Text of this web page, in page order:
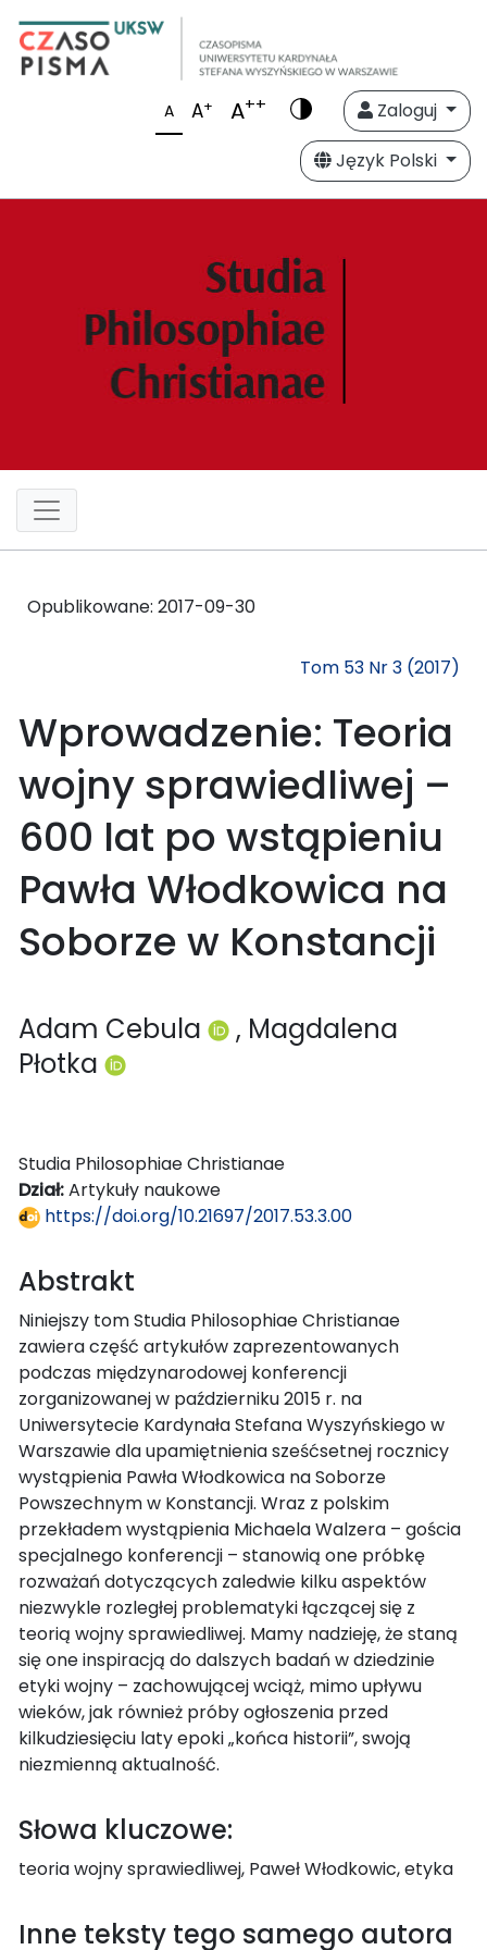
A A+ A++
Zaloguj
Język Polski
Opublikowane: 2017-09-30
Tom 53 Nr 3 (2017)
Wprowadzenie: Teoria
wojny sprawiedliwej –
600 lat po wstąpieniu
Pawła Włodkowica na
Soborze w Konstancji
Adam Cebula
, Magdalena
Płotka
Studia Philosophiae Christianae
Dział:Artykuły naukowe
https://doi.org/10.21697/2017.53.3.00
Abstrakt
Niniejszy tom Studia Philosophiae Christianae
zawiera część artykułów zaprezentowanych
podczas międzynarodowej konferencji
zorganizowanej w październiku 2015 r. na
Uniwersytecie Kardynała Stefana Wyszyńskiego w
Warszawie dla upamiętnienia sześćsetnej rocznicy
wystąpienia Pawła Włodkowica na Soborze
Powszechnym w Konstancji. Wraz z polskim
przekładem wystąpienia Michaela Walzera – gościa
specjalnego konferencji – stanowią one próbkę
rozważań dotyczących zaledwie kilku aspektów
niezwykle rozległej problematyki łączącej się z
teorią wojny sprawiedliwej. Mamy nadzieję, że staną
się one inspiracją do dalszych badań w dziedzinie
etyki wojny – zachowującej wciąż, mimo upływu
wieków, jak również próby ogłoszenia przed
kilkudziesięciu laty epoki „końca historii”, swoją
niezmienną aktualność.
Słowa kluczowe:
teoria wojny sprawiedliwej, Paweł Włodkowic, etyka
Inne teksty tego samego autora